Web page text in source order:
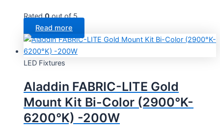
Rated0out of 5
Read more
LED Fixtures
Aladdin FABRIC-LITE Gold
Mount Kit Bi-Color (2900°K-
6200°K) -200W